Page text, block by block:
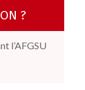
?
l’AFGSU